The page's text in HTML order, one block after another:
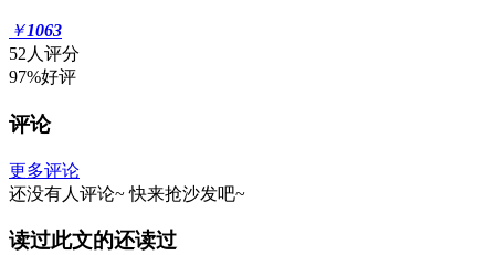
￥1063
52人评分
97%好评
评论
更多评论
还没有人评论~ 快来抢沙发吧~
读过此文的还读过